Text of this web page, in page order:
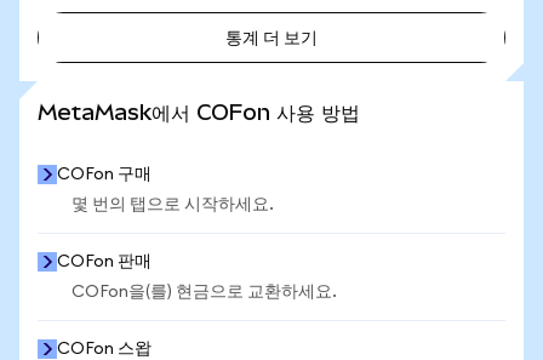
통계 더 보기
MetaMask에서 COFon 사용 방법
COFon 구매
몇 번의 탭으로 시작하세요.
COFon 판매
COFon을(를) 현금으로 교환하세요.
COFon 스왑